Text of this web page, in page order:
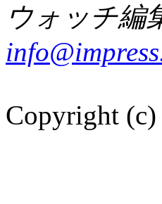
ウォッチ編
Copyright (c)